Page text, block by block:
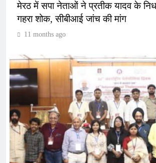
मेरठ में सपा नेताओं ने प्रतीक यादव के
गहरा शोक, सीबीआई जांच की मांग
11 months ago